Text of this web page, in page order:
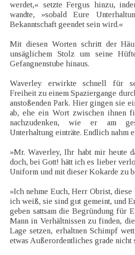
werdet,« setzte Fergus hinzu,
wandte, »sobald Eure
Bekanntschaft geendet sein wird.«
Mit diesen Worten schritt der
unsäglichem Stolz um seine
Gefangnenstube hinaus.
Waverley erwirkte schnell für
Freiheit zu einem Spaziergange
anstoßenden Park. Hier gingen sie
ab, ehe ein Wort zwischen ihnen
nachzudenken, wie er am
Unterhaltung einträte. Endlich nahm
»Mr. Waverley, Ihr habt mir heute
doch, bei Gott! hätt ich es lieber
Uniform und mit dieser Kokarde zu
»Ich nehme Euch, Herr Obrist,
ich weiß, sie sind gut gemeint, und
geben sattsam die Begründung für
Mann in Verhältnissen zu finden,
Lage setzen, erhaltnen Schimpf
etwas Außerordentliches grade nicht